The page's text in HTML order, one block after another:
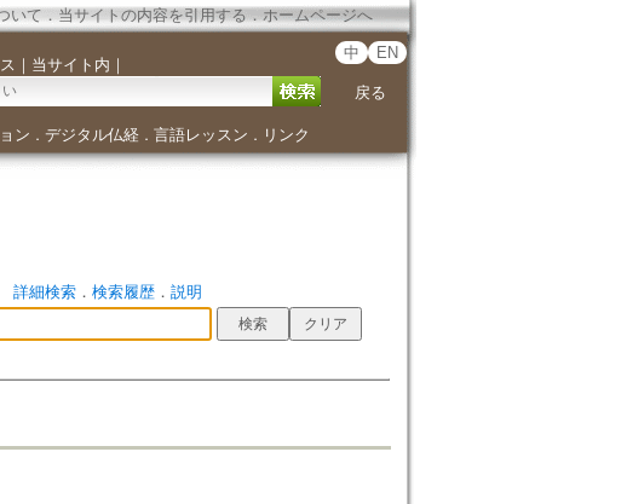
いて．当サイトの内容を引用する ． ホームページへ
｜ 当サイト内 ｜
中 EN
戻る
ン ． デジタル仏経． 言語レッスン ． リンク
詳細検索． 検索履歴． 説明